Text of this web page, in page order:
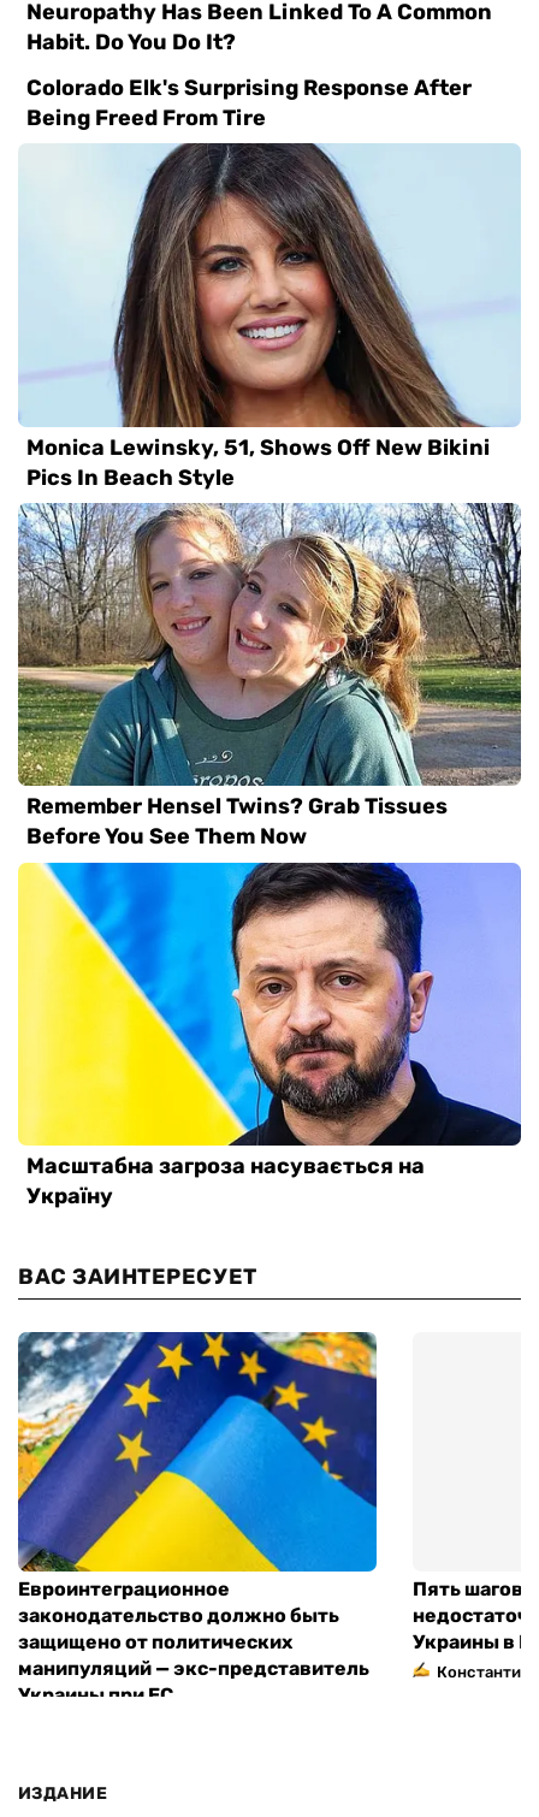
ВАС ЗАИНТЕРЕСУЕТ
Евроинтеграционное
законодательство должно быть
защищено от политических
манипуляций — экс-представитель
Украины при ЕС
Пять шагов
Украины в
Константин
ИЗДАНИЕ